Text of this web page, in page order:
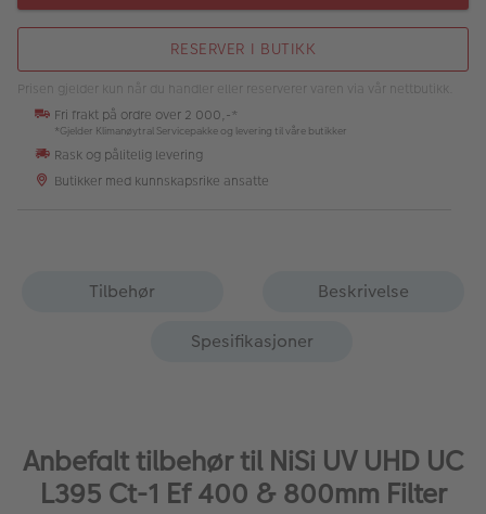
RESERVER I BUTIKK
Prisen gjelder kun når du handler eller reserverer varen via vår nettbutikk.
Fri frakt på ordre over 2 000,-*
*Gjelder Klimanøytral Servicepakke og levering til våre butikker
Rask og pålitelig levering
Butikker med kunnskapsrike ansatte
Tilbehør
Beskrivelse
Spesifikasjoner
Anbefalt tilbehør til NiSi UV UHD UC
L395 Ct-1 Ef 400 & 800mm Filter